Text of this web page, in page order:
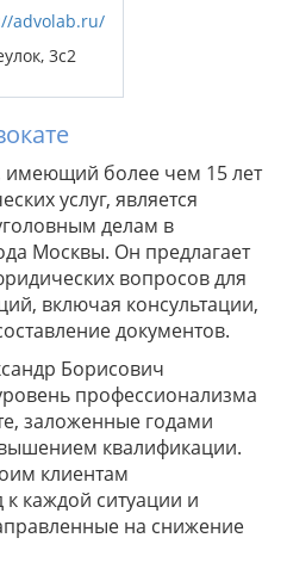
advolab.ru/
3с2
имеющий более чем 15 лет
услуг, является
делам в
Москвы. Он предлагает
вопросов для
включая консультации,
документов.
Борисович
профессионализма
заложенные годами
квалификации.
клиентам
каждой ситуации и
на снижение